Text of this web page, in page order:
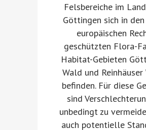
Felsbereiche im
Göttingen sich in den
europäischen
geschützten Flora-
Habitat-Gebieten
Wald und Reinhäuser
befinden. Für diese
sind
unbedingt zu
auch potentielle